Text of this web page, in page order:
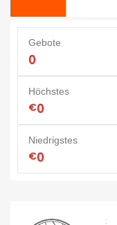
Gebote
0
Höchstes
€0
Niedrigstes
€0